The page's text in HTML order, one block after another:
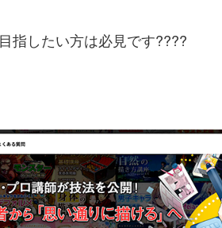
指したい方は必見です????